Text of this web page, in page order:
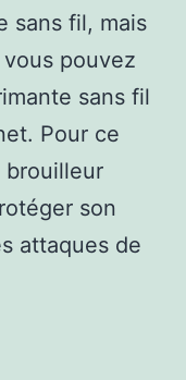
sans fil, mais
pouvez
sans fil
Pour ce
brouilleur
son
attaques de